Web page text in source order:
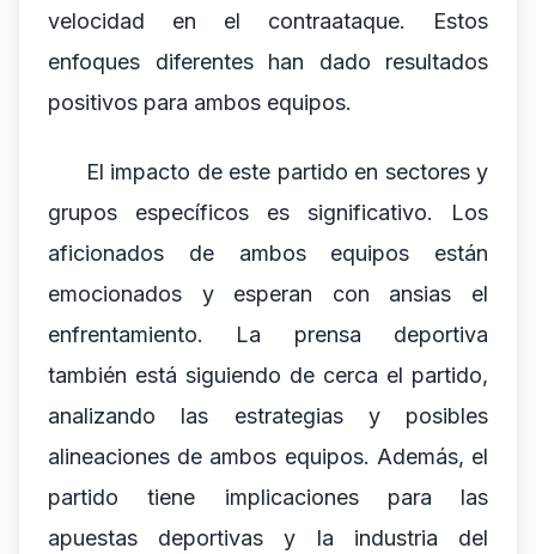
velocidad en el contraataque. Estos
enfoques diferentes han dado resultados
positivos para ambos equipos.
El impacto de este partido en sectores y
grupos específicos es significativo. Los
aficionados de ambos equipos están
emocionados y esperan con ansias el
enfrentamiento. La prensa deportiva
también está siguiendo de cerca el partido,
analizando las estrategias y posibles
alineaciones de ambos equipos. Además, el
partido tiene implicaciones para las
apuestas deportivas y la industria del